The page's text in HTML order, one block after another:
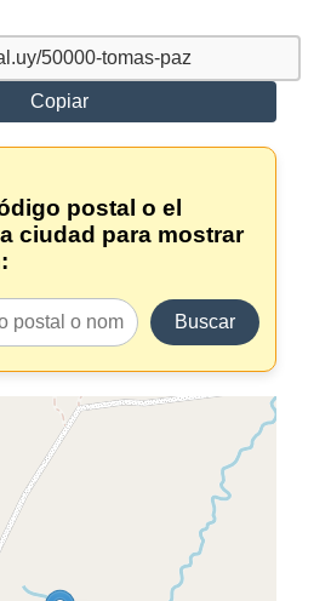
Copiar
postal o el
ciudad para mostrar
Buscar